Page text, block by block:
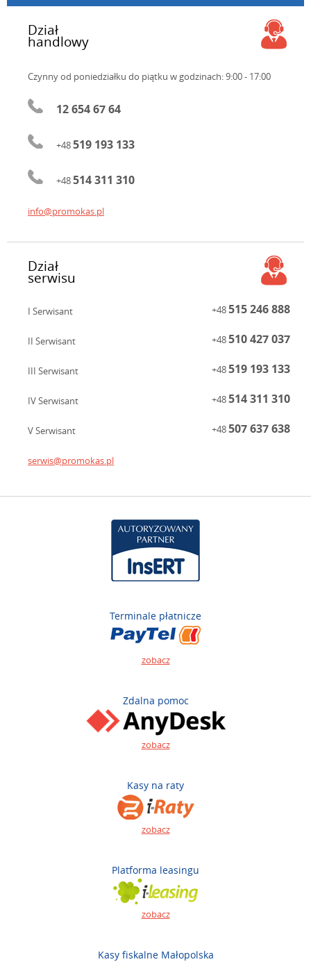
Dział
handlowy
Czynny od poniedziałku do piątku w godzinach: 9:00 - 17:00
12 654 67 64
+48519 193 133
+48514 311 310
info@promokas.pl
Dział
serwisu
I Serwisant +48515 246 888
II Serwisant +48510 427 037
III Serwisant +48519 193 133
IV Serwisant +48514 311 310
V Serwisant +48507 637 638
serwis@promokas.pl
Terminale płatnicze
zobacz
Zdalna pomoc
zobacz
Kasy na raty
zobacz
Platforma leasingu
zobacz
Kasy fiskalne Małopolska